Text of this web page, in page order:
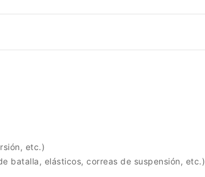
etc.)
batalla, elásticos, correas de suspensión, etc.)